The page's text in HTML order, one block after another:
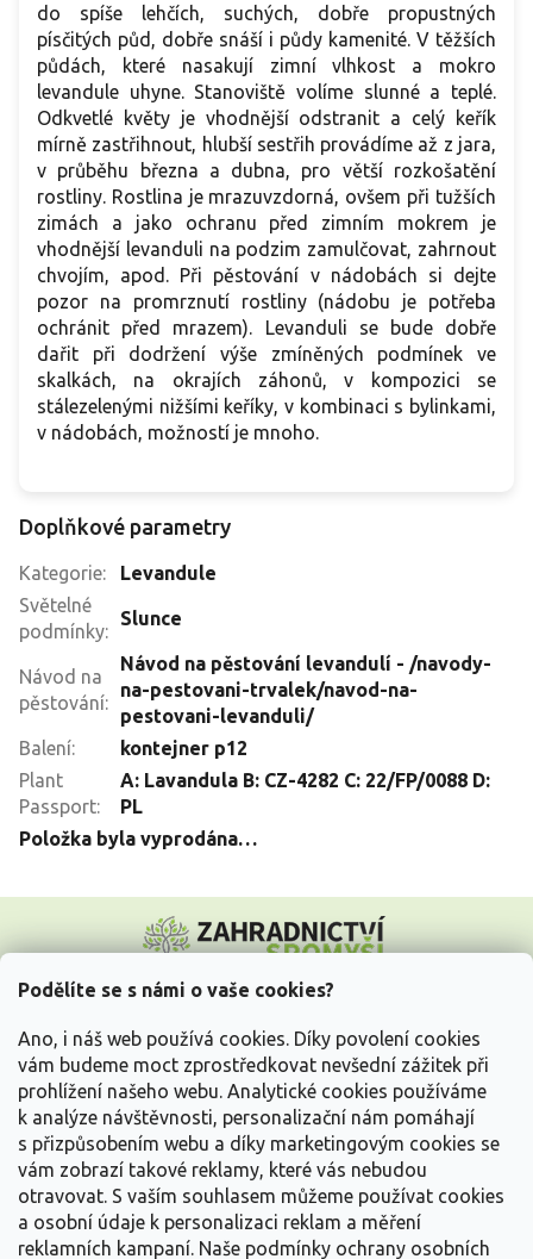
Podělíte se s námi o vaše cookies?
Ano, i náš web používá cookies. Díky povolení cookies
vám budeme moct zprostředkovat nevšední zážitek při
prohlížení našeho webu. Analytické cookies používáme
k analýze návštěvnosti, personalizační nám pomáhají
s přizpůsobením webu a díky marketingovým cookies se
vám zobrazí takové reklamy, které vás nebudou
otravovat. S vaším souhlasem můžeme používat cookies
a osobní údaje k personalizaci reklam a měření
reklamních kampaní. Naše podmínky ochrany osobních
do spíše lehčích, suchých, dobře propustných
písčitých půd, dobře snáší i půdy kamenité. V těžších
půdách, které nasakují zimní vlhkost a mokro
levandule uhyne. Stanoviště volíme slunné a teplé.
Odkvetlé květy je vhodnější odstranit a celý keřík
mírně zastřihnout, hlubší sestřih provádíme až z jara,
v průběhu března a dubna, pro větší rozkošatění
rostliny. Rostlina je mrazuvzdorná, ovšem při tužších
zimách a jako ochranu před zimním mokrem je
vhodnější levanduli na podzim zamulčovat, zahrnout
chvojím, apod. Při pěstování v nádobách si dejte
pozor na promrznutí rostliny (nádobu je potřeba
ochránit před mrazem). Levanduli se bude dobře
dařit při dodržení výše zmíněných podmínek ve
skalkách, na okrajích záhonů, v kompozici se
stálezelenými nižšími keříky, v kombinaci s bylinkami,
v nádobách, možností je mnoho.
Doplňkové parametry
Kategorie:
Levandule
Světelné
podmínky:
Slunce
Návod na
pěstování:
Návod na pěstování levandulí - /navody-
na-pestovani-trvalek/navod-na-
pestovani-levanduli/
Balení:
kontejner p12
Plant
Passport:
A: Lavandula B: CZ-4282 C: 22/FP/0088 D:
PL
Položka byla vyprodána…
p
Vše o nákupu
Informace pro Vás
Kontakujte nás